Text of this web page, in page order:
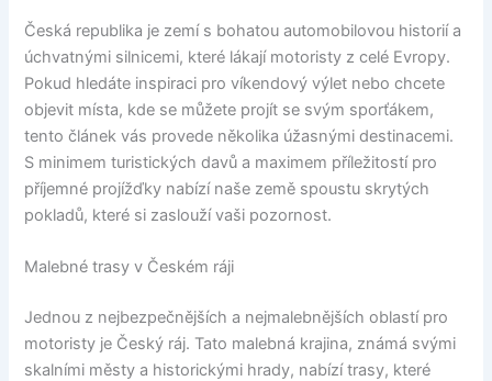
Česká republika je zemí s bohatou automobilovou historií a
úchvatnými silnicemi, které lákají motoristy z celé Evropy.
Pokud hledáte inspiraci pro víkendový výlet nebo chcete
objevit místa, kde se můžete projít se svým sporťákem,
tento článek vás provede několika úžasnými destinacemi.
S minimem turistických davů a maximem příležitostí pro
příjemné projížďky nabízí naše země spoustu skrytých
pokladů, které si zaslouží vaši pozornost.
Malebné trasy v Českém ráji
Jednou z nejbezpečnějších a nejmalebnějších oblastí pro
motoristy je Český ráj. Tato malebná krajina, známá svými
skalními městy a historickými hrady, nabízí trasy, které